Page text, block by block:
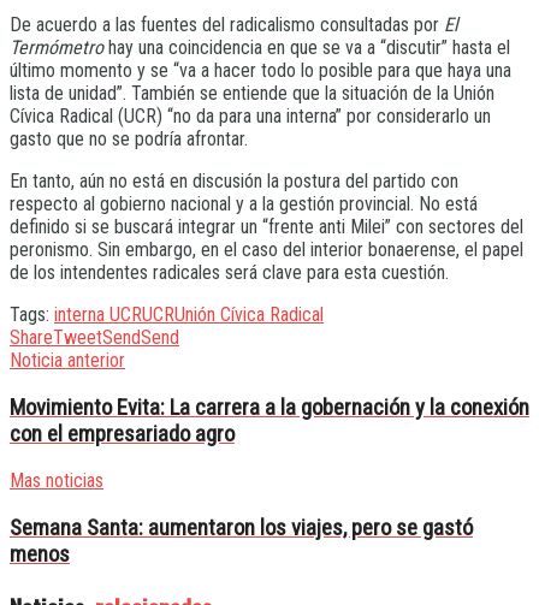
De acuerdo a las fuentes del radicalismo consultadas por El
Termómetrohay una coincidencia en que se va a “discutir” hasta el
último momento y se “va a hacer todo lo posible para que haya una
lista de unidad”. También se entiende que la situación de la Unión
Cívica Radical (UCR) “no da para una interna” por considerarlo un
gasto que no se podría afrontar.
En tanto, aún no está en discusión la postura del partido con
respecto al gobierno nacional y a la gestión provincial. No está
definido si se buscará integrar un “frente anti Milei” con sectores del
peronismo. Sin embargo, en el caso del interior bonaerense, el papel
de los intendentes radicales será clave para esta cuestión.
Tags: interna UCRUCRUnión Cívica Radical
ShareTweetSendSend
Noticia anterior
Movimiento Evita: La carrera a la gobernación y la conexión
con el empresariado agro
Mas noticias
Semana Santa: aumentaron los viajes, pero se gastó
menos